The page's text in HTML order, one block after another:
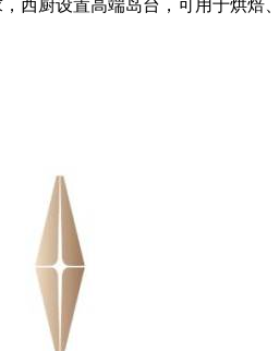
西厨设置高端岛台，可用于烘焙